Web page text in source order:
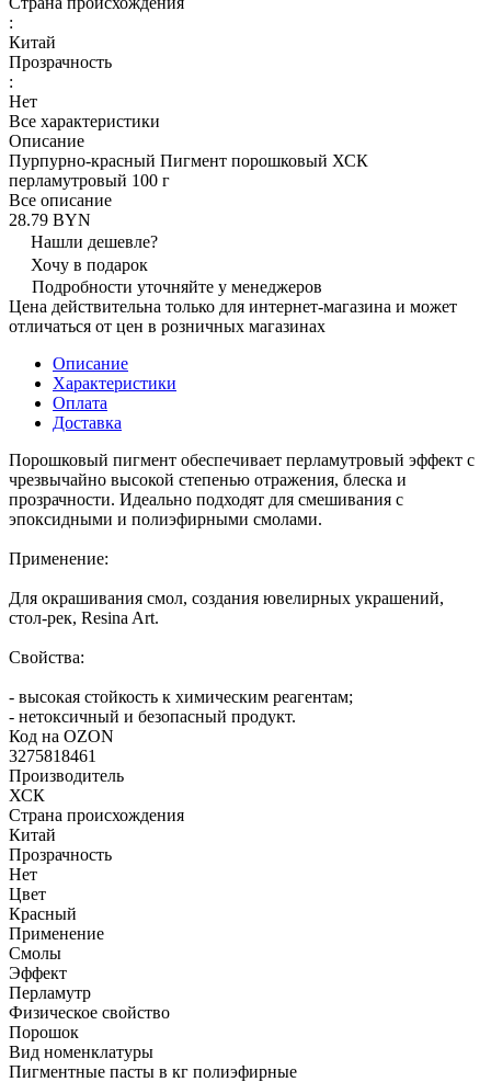
:
Китай
Прозрачность
:
Нет
Все характеристики
Описание
Пурпурно-красный Пигмент порошковый ХСК
перламутровый 100 г
Все описание
28.79 BYN
Нашли дешевле?
Хочу в подарок
Подробности уточняйте у менеджеров
Цена действительна только для интернет-магазина и может
отличаться от цен в розничных магазинах
Описание
Характеристики
Оплата
Доставка
Порошковый пигмент обеспечивает перламутровый эффект с
чрезвычайно высокой степенью отражения, блеска и
прозрачности. Идеально подходят для смешивания с
эпоксидными и полиэфирными смолами.
Применение:
Для окрашивания смол, создания ювелирных украшений,
стол-рек, Resina Art.
Свойства:
- высокая стойкость к химическим реагентам;
- нетоксичный и безопасный продукт.
Код на OZON
3275818461
Производитель
ХСК
Страна происхождения
Китай
Прозрачность
Нет
Цвет
Красный
Применение
Смолы
Эффект
Перламутр
Физическое свойство
Порошок
Вид номенклатуры
Пигментные пасты в кг полиэфирные